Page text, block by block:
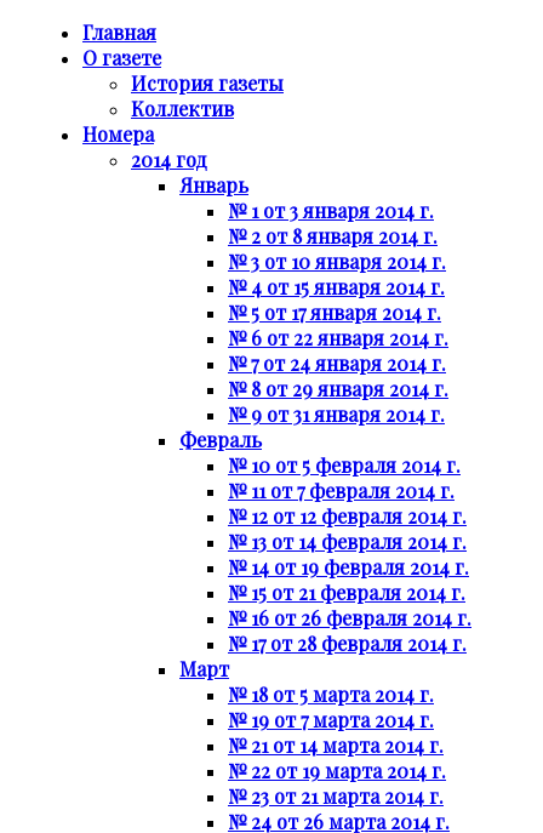
Главная
О газете
История газеты
Коллектив
Номера
2014 год
Январь
№ 1 от 3 января 2014 г.
№ 2 от 8 января 2014 г.
№ 3 от 10 января 2014 г.
№ 4 от 15 января 2014 г.
№ 5 от 17 января 2014 г.
№ 6 от 22 января 2014 г.
№ 7 от 24 января 2014 г.
№ 8 от 29 января 2014 г.
№ 9 от 31 января 2014 г.
Февраль
№ 10 от 5 февраля 2014 г.
№ 11 от 7 февраля 2014 г.
№ 12 от 12 февраля 2014 г.
№ 13 от 14 февраля 2014 г.
№ 14 от 19 февраля 2014 г.
№ 15 от 21 февраля 2014 г.
№ 16 от 26 февраля 2014 г.
№ 17 от 28 февраля 2014 г.
Март
№ 18 от 5 марта 2014 г.
№ 19 от 7 марта 2014 г.
№ 21 от 14 марта 2014 г.
№ 22 от 19 марта 2014 г.
№ 23 от 21 марта 2014 г.
№ 24 от 26 марта 2014 г.